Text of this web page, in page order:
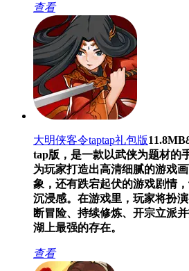
查看
大明侠客令taptap礼包版11.8MB
tap版，是一款以武侠为题材的
为玩家打造出高清细腻的游戏
象，还有跌宕起伏的游戏剧情
沉浸感。在游戏里，玩家将扮
断冒险、持续修炼、开宗立派
湖上最强的存在。
查看